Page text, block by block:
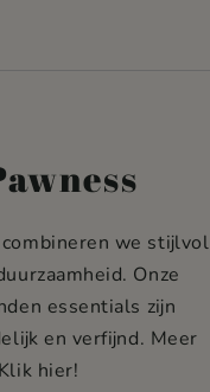
we stijlvol
Onze
essentials zijn
en verfijnd. Meer
Klik hier!